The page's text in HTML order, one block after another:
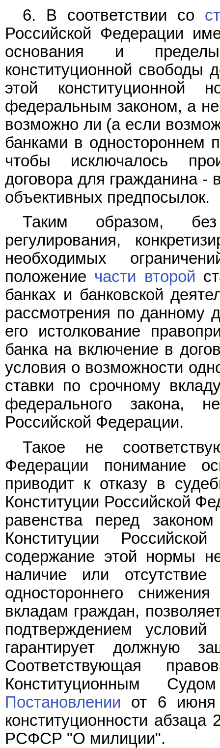
6. В соответствии со
Российской Федерации
основания и
конституционной свободы
этой конституционной
федеральным законом, а
возможно ли (а если
банками в одностороннем
чтобы исключалось
договора для гражданина -
объективных предпосылок.
Таким образом, без
регулирования,
необходимых
положение части второй
банках и банковской
рассмотрения по данному
его истолкование
банка на включение в
условия о возможности
ставки по срочному
федерального закона,
Российской Федерации.
Такое не
Федерации понимание
приводит к отказу в
Конституции Российской
равенства перед
Конституции
содержание этой нормы
наличие или
одностороннего
вкладам граждан,
подтверждением
гарантирует должную
Соответствующая
Конституционным
Постановлении от 6 июня
конституционности
РСФСР "О милиции".